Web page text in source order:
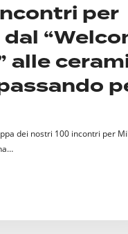
per
alle
dei nostri 100 incontri per